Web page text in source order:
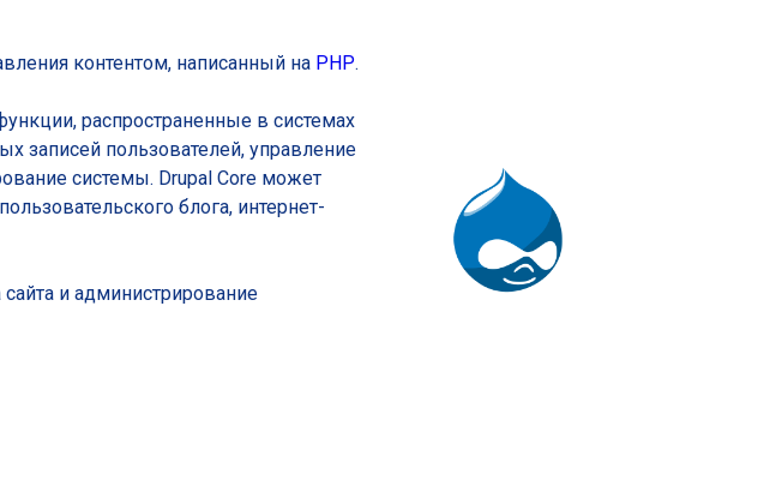
контентом, написанный на PHP.
распространенные в системах
записей пользователей, управление
системы. Drupal Core может
блога, интернет-
и администрирование